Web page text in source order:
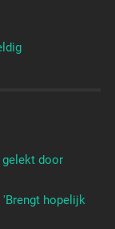
gelekt door
'Brengt hopelijk